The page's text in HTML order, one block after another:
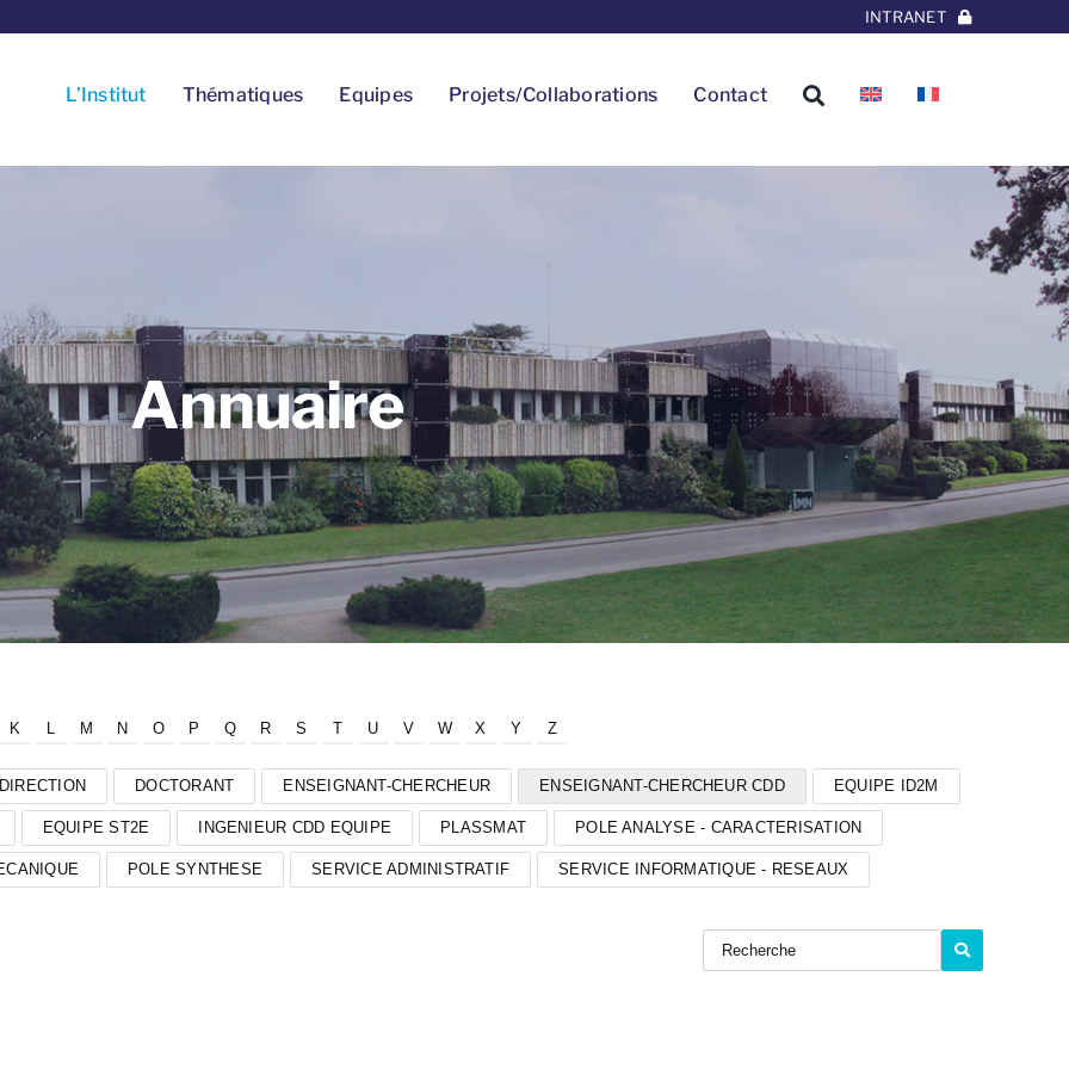
INTRANET
L’Institut Thématiques Equipes Projets/Collaborations Contact
Annuaire
K L M N O P Q R S T U V W X Y Z
DIRECTION DOCTORANT ENSEIGNANT-CHERCHEUR ENSEIGNANT-CHERCHEUR CDD EQUIPE ID2M
EQUIPE ST2E INGENIEUR CDD EQUIPE PLASSMAT POLE ANALYSE - CARACTERISATION
POLE SYNTHESE SERVICE ADMINISTRATIF SERVICE INFORMATIQUE - RESEAUX